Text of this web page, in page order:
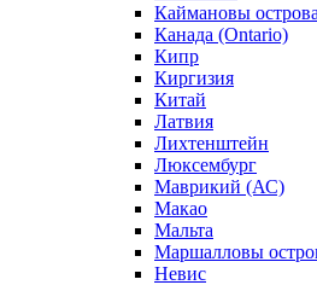
Каймановы острова
Канада (Ontario)
Кипр
Киргизия
Китай
Латвия
Лихтенштейн
Люксембург
Маврикий (АС)
Макао
Мальта
Маршалловы
Нeвис